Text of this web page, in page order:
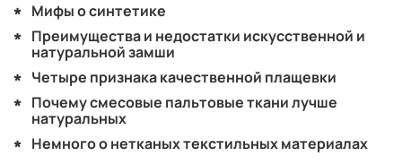
Мифы о синтетике
Преимущества и недостатки искусственной и
натуральной замши
Четыре признака качественной плащевки
Почему смесовые пальтовые ткани лучше
натуральных
Немного о нетканых текстильных материалах